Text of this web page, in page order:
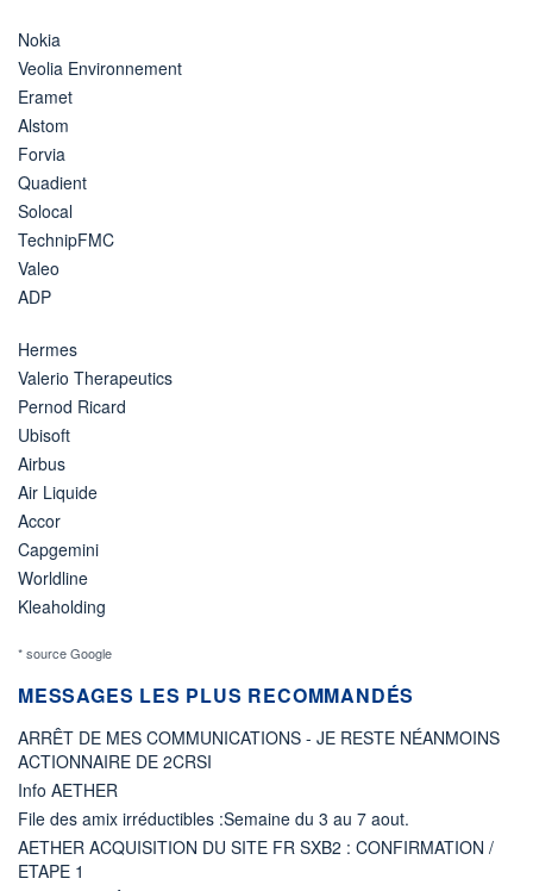
Nokia
Veolia Environnement
Eramet
Alstom
Forvia
Quadient
Solocal
TechnipFMC
Valeo
ADP
Hermes
Valerio Therapeutics
Pernod Ricard
Ubisoft
Airbus
Air Liquide
Accor
Capgemini
Worldline
Kleaholding
* source Google
MESSAGES LES PLUS RECOMMANDÉS
ARRÊT DE MES COMMUNICATIONS - JE RESTE NÉANMOINS
ACTIONNAIRE DE 2CRSI
Info AETHER
File des amix irréductibles :Semaine du 3 au 7 aout.
AETHER ACQUISITION DU SITE FR SXB2 : CONFIRMATION /
ETAPE 1